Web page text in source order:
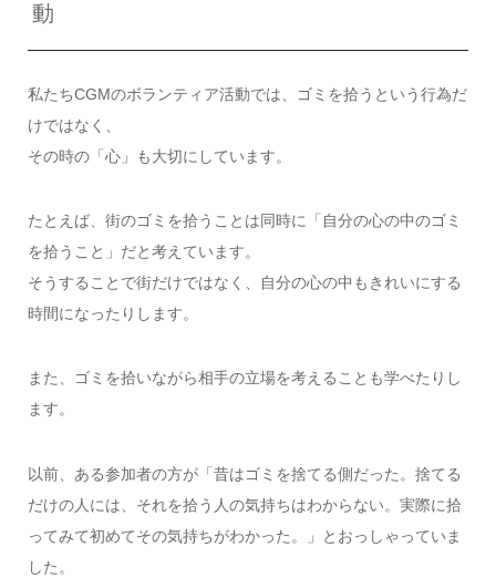
動
私たちCGMのボランティア活動では、ゴミを拾うという行為だ
けではなく、
その時の「心」も大切にしています。
たとえば、街のゴミを拾うことは同時に「自分の心の中のゴミ
を拾うこと」だと考えています。
そうすることで街だけではなく、自分の心の中もきれいにする
時間になったりします。
また、ゴミを拾いながら相手の立場を考えることも学べたりし
ます。
以前、ある参加者の方が「昔はゴミを捨てる側だった。捨てる
だけの人には、それを拾う人の気持ちはわからない。実際に拾
ってみて初めてその気持ちがわかった。」とおっしゃっていま
した。